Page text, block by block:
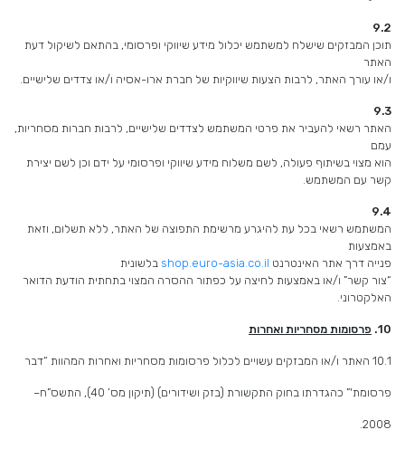
9.2
תוכן המבזקים שישלח למשתמש יכלול מידע שיווקי ופרסומי, בהתאם לשיקול דעת
האתר
ו/או עורך האתר, לרבות הצעות שיווקיות של חברת ארו-אסיה ו/או צדדים שלישיים.
9.3
האתר רשאי להעביר את פרטי המשתמש לצדדים שלישיים, לרבות חברות מסחריות,
עמם
הוא מצוי בשיתוף פעולה, לשם משלוח מידע שיווקי ופרסומי על ידם וכן לשם יצירת
קשר עם המשתמש.
9.4
המשתמש רשאי בכל עת להיגרע מרשימת התפוצה של האתר, ללא תשלום, וזאת
באמצעות
פנייה דרך אתר האינטרנט shop.euro-asia.co.il בלשונית
“צור קשר” ו/או באמצעות לחיצה על כפתור ההסרה המצוי בתחתית הודעת הדואר
האלקטרוני.
10. פרסומות מסחריות ואחרות
10.1 האתר ו/או המבזקים עשויים לכלול פרסומות מסחריות ואחרות המהוות “דבר
פרסומת'” כהגדרתו בחוק התקשורת (בזק ושידורים) (תיקון מס’ 40), התשס”ח–
2008.